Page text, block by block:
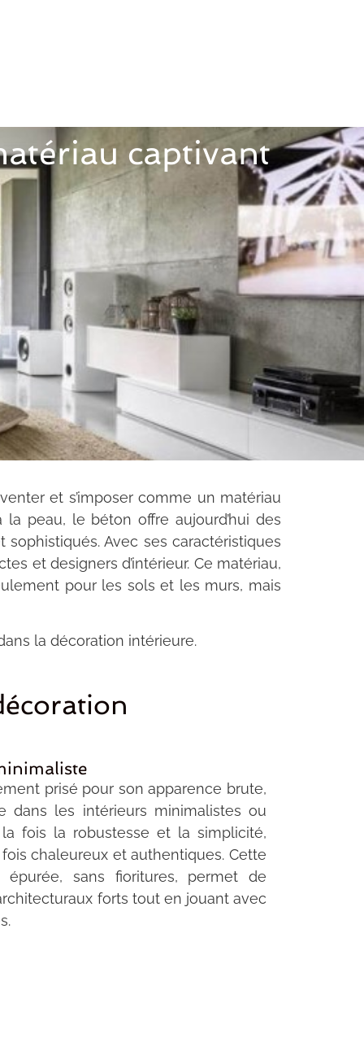
captivant
et s’imposer comme un matériau
peau, le béton offre aujourd’hui des
Avec ses caractéristiques
et designers d’intérieur. Ce matériau,
pour les sols et les murs, mais
la décoration intérieure.
prisé pour son apparence brute,
dans les intérieurs minimalistes ou
fois la robustesse et la simplicité,
chaleureux et authentiques. Cette
épurée, sans fioritures, permet de
forts tout en jouant avec